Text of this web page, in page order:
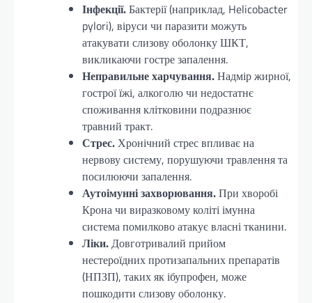
Інфекції.Бактерії (наприклад, Helicobacter
pylori), віруси чи паразити можуть
атакувати слизову оболонку ШКТ,
викликаючи гостре запалення.
Неправильне харчування.Надмір жирної,
гострої їжі, алкоголю чи недостатнє
споживання клітковини подразнює
травний тракт.
Стрес.Хронічний стрес впливає на
нервову систему, порушуючи травлення та
посилюючи запалення.
Аутоімунні захворювання.При хворобі
Крона чи виразковому коліті імунна
система помилково атакує власні тканини.
Ліки.Довготривалий прийом
нестероїдних протизапальних препаратів
(НПЗП), таких як ібупрофен, може
пошкодити слизову оболонку.